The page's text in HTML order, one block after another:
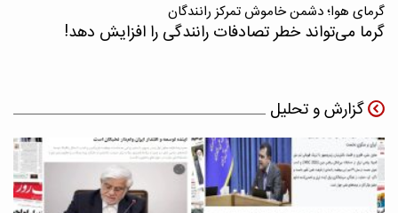
گرمای هوا؛ دشمن خاموش تمرکز رانندگان
گرما می‌تواند خطر تصادفات رانندگی را افزایش دهد!
گزارش و تحلیل